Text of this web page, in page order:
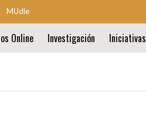
MUdle
Online Investigación Iniciativas